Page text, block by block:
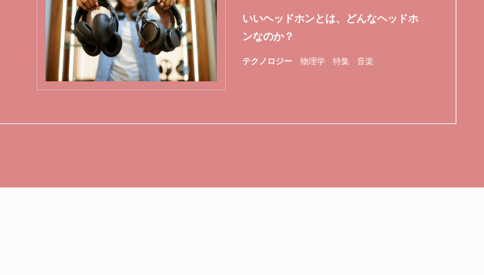
テクノロジー 物理学 特集 音楽
いいヘッドホンとは、どんなヘッドホ
ンなのか？